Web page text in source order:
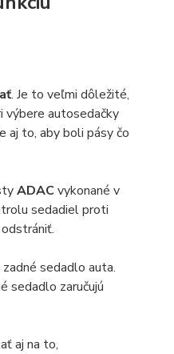
. Je to veľmi dôležité,
výbere autosedačky
aj to, aby boli pásy čo
ADAC vykonané v
sedadiel proti
sedadlo auta.
sedadlo zaručujú
aj na to,